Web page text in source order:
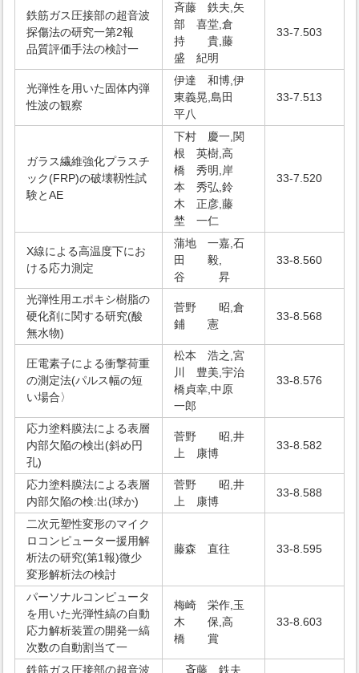
鉄筋ガス圧接部の超音波
探傷法の研究一第2報
品質評価手法の検討一
斉藤 鉄夫,矢
部 喜堂,倉
持 貴,藤
盛 紀明
33-7.503
光弾性を用いた固体内弾
性波の観察
伊達 和博,伊
東義晃,島田
平八
33-7.513
ガラス繊維強化プラスチ
ック(FRP)の破壊靱性試
験とAE
下村 慶一,関
根 英樹,高
橋 秀明,岸
本 秀弘,鈴
木 正彦,藤
埜 一仁
33-7.520
X線による高温度下にお
ける応力測定
蒲地 一嘉,石
田 毅,
谷 昇
33-8.560
光弾性用エポキシ樹脂の
硬化剤に関する研究(酸
無水物)
菅野 昭,倉
鋪 憲
33-8.568
圧電素子による衝撃荷重
の測定法(パルス幅の短
い場合〉
松本 浩之,宮
川 豊美,宇治
橋貞幸,中原
一郎
33-8.576
応力塗料膜法による表層
内部欠陥の検出(斜め円
孔)
菅野 昭,井
上 康博
33-8.582
応力塗料膜法による表層
内部欠陥の検:出(球か)
菅野 昭,井
上 康博
33-8.588
二次元塑性変形のマイク
ロコンピューター援用解
析法の研究(第1報)微少
変形解析法の検討
藤森 直往 33-8.595
パーソナルコンピュータ
を用いた光弾性縞の自動
応力解析装置の開発一縞
次数の自動割当て一
梅崎 栄作,玉
木 保,高
橋 賞
33-8.603
鉄筋ガス圧接部の超音波 斉藤 鉄夫,